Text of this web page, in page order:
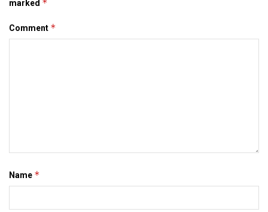
Tags: Bihar
marked *
Comment *
Name *